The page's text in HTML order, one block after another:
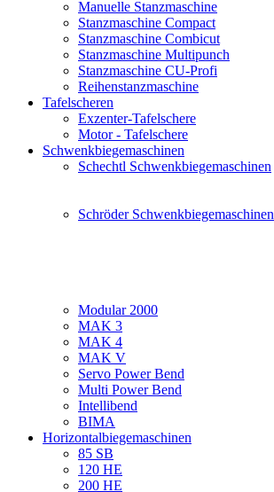
Manuelle Stanzmaschine
Stanzmaschine Compact
Stanzmaschine Combicut
Stanzmaschine Multipunch
Stanzmaschine CU-Profi
Reihenstanzmaschine
Tafelscheren
Exzenter-Tafelschere
Motor - Tafelschere
Schwenkbiegemaschinen
Schechtl Schwenkbiegemaschinen
Schröder Schwenkbiegemaschinen
Modular 2000
MAK 3
MAK 4
MAK V
Servo Power Bend
Multi Power Bend
Intellibend
BIMA
Horizontalbiegemaschinen
85 SB
120 HE
200 HE